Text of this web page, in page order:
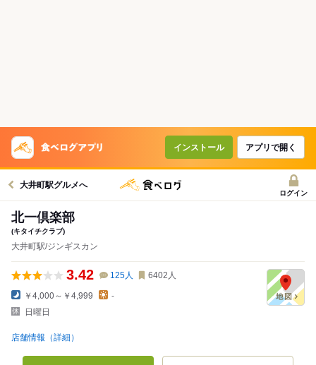
インストール アプリで開く
大井町駅グルメへ
ログイン
北一倶楽部
(キタイチクラブ)
大井町駅/ジンギスカン
3.42 125人 6402 人
￥4,000～￥4,999
-
日曜日
店舗情報（詳細）